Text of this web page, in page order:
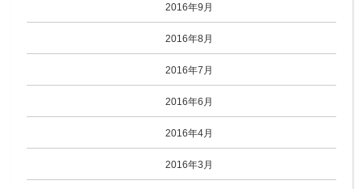
2016年9月
2016年8月
2016年7月
2016年6月
2016年4月
2016年3月